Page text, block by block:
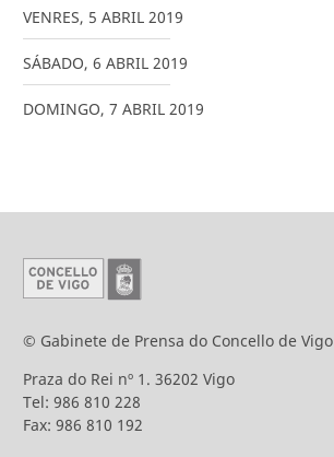
VENRES, 5 ABRIL 2019
SÁBADO, 6 ABRIL 2019
DOMINGO, 7 ABRIL 2019
© Gabinete de Prensa do Concello de Vigo
Praza do Rei nº 1. 36202 Vigo
Tel: 986 810 228
Fax: 986 810 192